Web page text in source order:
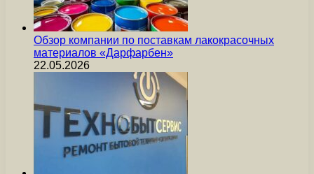
Обзор компании по поставкам лакокрасочных
материалов «Дарфарбен»
22.05.2026